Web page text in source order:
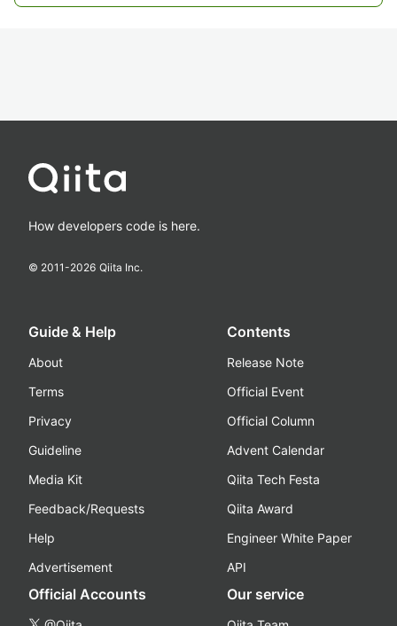
How developers code is here.
© 2011-2026 Qiita Inc.
Guide & Help
About
Terms
Privacy
Guideline
Media Kit
Feedback/Requests
Help
Advertisement
Contents
Release Note
Official Event
Official Column
Advent Calendar
Qiita Tech Festa
Qiita Award
Engineer White Paper
API
Official Accounts Our service